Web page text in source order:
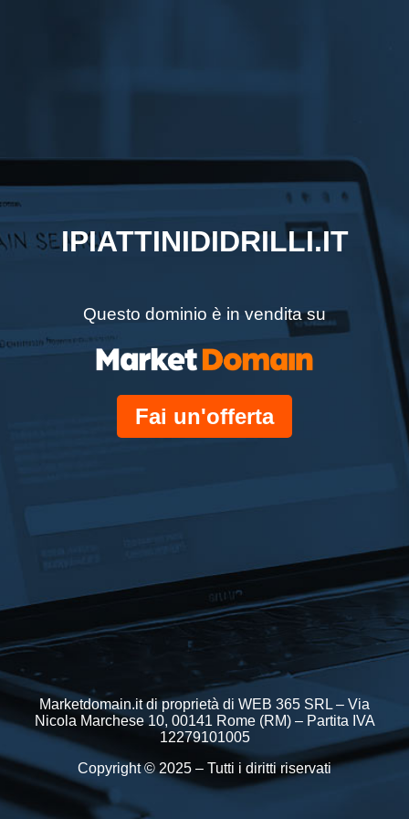
IPIATTINIDIDRILLI.IT
Questo dominio è in vendita su
Fai un'offerta
Marketdomain.it di proprietà di WEB 365 SRL – Via
Nicola Marchese 10, 00141 Rome (RM) – Partita IVA
12279101005
Copyright © 2025 – Tutti i diritti riservati